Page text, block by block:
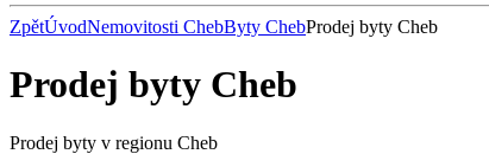
ZpětÚvodNemovitosti ChebByty ChebProdej byty Cheb
Prodej byty Cheb
Prodej byty v regionu Cheb